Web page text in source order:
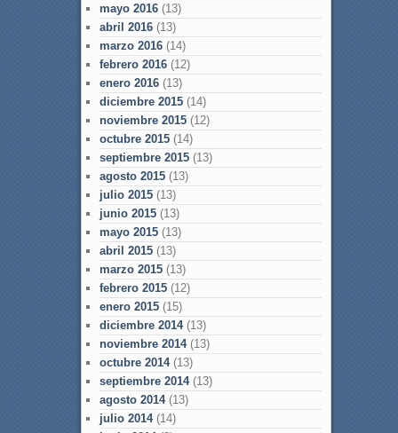
mayo 2016(13)
abril 2016(13)
marzo 2016(14)
febrero 2016(12)
enero 2016(13)
diciembre 2015(14)
noviembre 2015(12)
octubre 2015(14)
septiembre 2015(13)
agosto 2015(13)
julio 2015(13)
junio 2015(13)
mayo 2015(13)
abril 2015(13)
marzo 2015(13)
febrero 2015(12)
enero 2015(15)
diciembre 2014(13)
noviembre 2014(13)
octubre 2014(13)
septiembre 2014(13)
agosto 2014(13)
julio 2014(14)